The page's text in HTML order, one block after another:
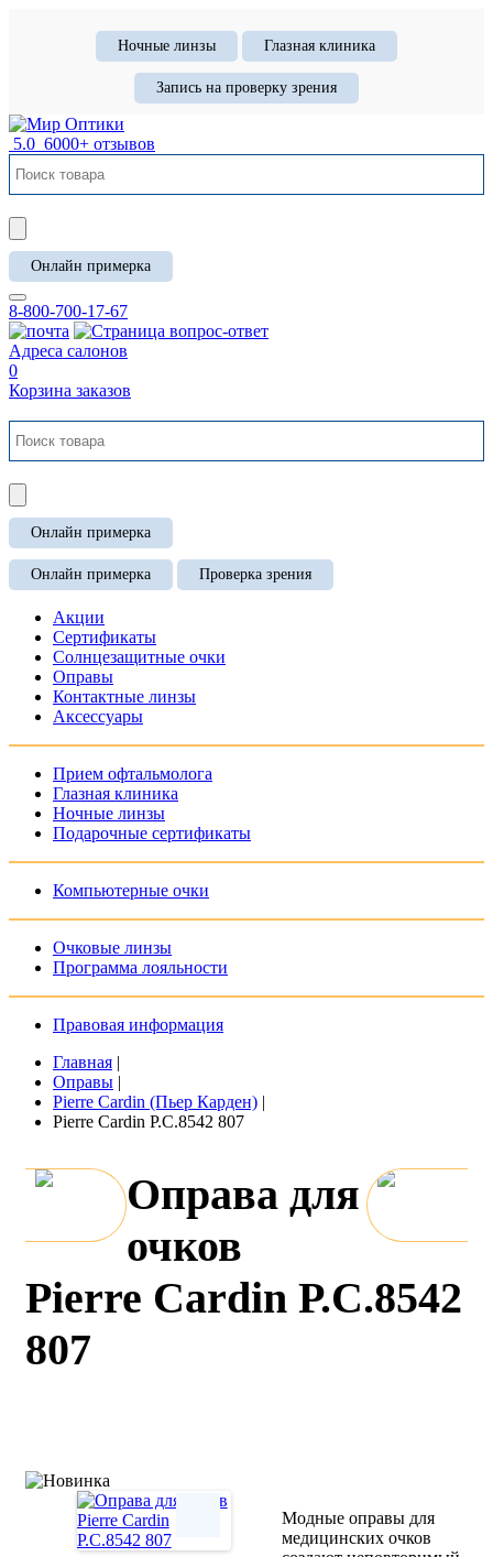
Ночные линзы Глазная клиника
Запись на проверку зрения
5.0 6000+ отзывов
Онлайн примерка
8-800-700-17-67
Адреса салонов
0
Корзина заказов
Онлайн примерка
Онлайн примерка Проверка зрения
Акции
Сертификаты
Солнцезащитные очки
Оправы
Контактные линзы
Аксессуары
Прием офтальмолога
Глазная клиника
Ночные линзы
Подарочные сертификаты
Компьютерные очки
Очковые линзы
Программа лояльности
Правовая информация
Главная |
Оправы |
Pierre Cardin (Пьер Карден) |
Pierre Cardin P.C.8542 807
Оправа для
очков
Pierre Cardin P.C.8542
807
Модные оправы для
медицинских очков